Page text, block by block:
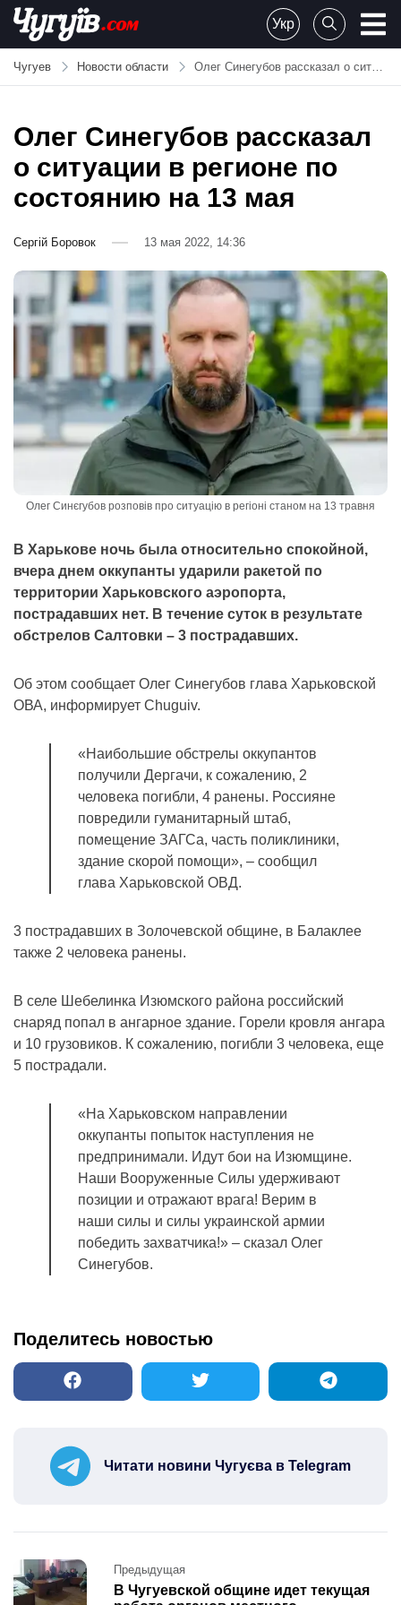
Skip
content
Chuguiv
Укр
Чугуев Новости области Олег Синегубов рассказал о ситуации в регионе по состоянию на 13 мая
Олег Синегубов рассказал
о ситуации в регионе по
состоянию на 13 мая
Сергій Боровок 13 мая 2022, 14:36
Олег Синєгубов розповів про ситуацію в регіоні станом на 13 травня
В Харькове ночь была относительно спокойной,
вчера днем ​​оккупанты ударили ракетой по
территории Харьковского аэропорта,
пострадавших нет. В течение суток в результате
обстрелов Салтовки – 3 пострадавших.
Об этом сообщает Олег Синегубов глава Харьковской
ОВА, информирует Chuguiv.
«Наибольшие обстрелы оккупантов
получили Дергачи, к сожалению, 2
человека погибли, 4 ранены. Россияне
повредили гуманитарный штаб,
помещение ЗАГСа, часть поликлиники,
здание скорой помощи», – сообщил
глава Харьковской ОВД.
3 пострадавших в Золочевской общине, в Балаклее
также 2 человека ранены.
В селе Шебелинка Изюмского района российский
снаряд попал в ангарное здание. Горели кровля ангара
и 10 грузовиков. К сожалению, погибли 3 человека, еще
5 пострадали.
«На Харьковском направлении
оккупанты попыток наступления не
предпринимали. Идут бои на Изюмщине.
Наши Вооруженные Силы удерживают
позиции и отражают врага! Верим в
наши силы и силы украинской армии
победить захватчика!» – сказал Олег
Синегубов.
Поделитесь новостью
Читати новини Чугуєва в Telegram
Post
navigation
Предыдущая
В Чугуевской общине идет текущая